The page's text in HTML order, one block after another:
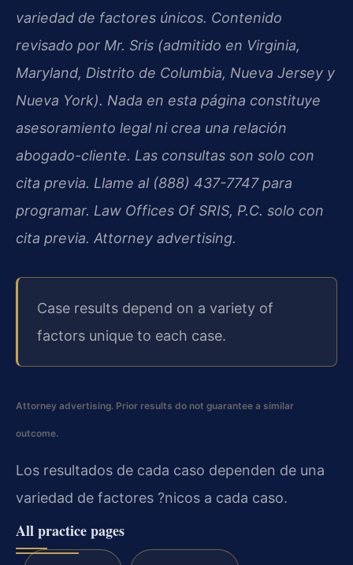
variedad de factores únicos. Contenido
revisado por Mr. Sris (admitido en Virginia,
Maryland, Distrito de Columbia, Nueva Jersey y
Nueva York). Nada en esta página constituye
asesoramiento legal ni crea una relación
abogado-cliente. Las consultas son solo con
cita previa. Llame al (888) 437-7747 para
programar. Law Offices Of SRIS, P.C. solo con
cita previa. Attorney advertising.
Case results depend on a variety of
factors unique to each case.
Attorney advertising. Prior results do not guarantee a similar
outcome.
Los resultados de cada caso dependen de una
variedad de factores ?nicos a cada caso.
All practice pages